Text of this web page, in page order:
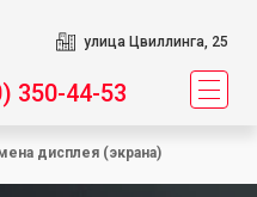
улица Цвиллинга, 25
350-44-53
дисплея (экрана)